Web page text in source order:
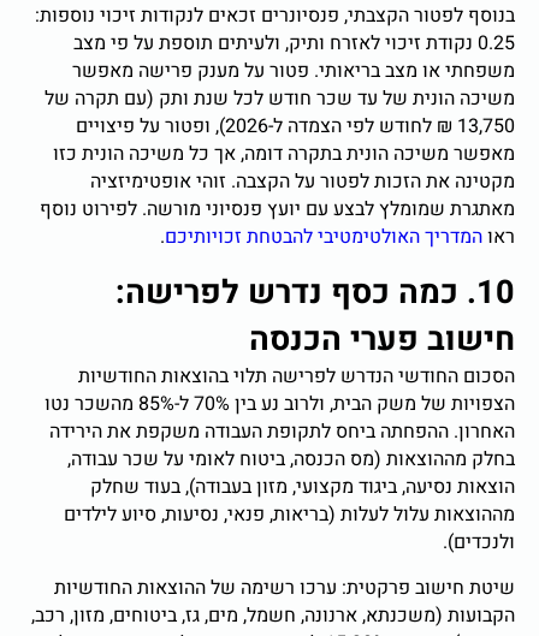
בנוסף לפטור הקצבתי, פנסיונרים זכאים לנקודות זיכוי נוספות:
0.25 נקודת זיכוי לאזרח ותיק, ולעיתים תוספת על פי מצב
משפחתי או מצב בריאותי. פטור על מענק פרישה מאפשר
משיכה הונית של עד שכר חודש לכל שנת ותק (עם תקרה של
13,750 ₪ לחודש לפי הצמדה ל-2026), ופטור על פיצויים
מאפשר משיכה הונית בתקרה דומה, אך כל משיכה הונית כזו
מקטינה את הזכות לפטור על הקצבה. זוהי אופטימיזציה
מאתגרת שמומלץ לבצע עם יועץ פנסיוני מורשה. לפירוט נוסף
ראוהמדריך האולטימטיבי להבטחת זכויותיכם.
10. כמה כסף נדרש לפרישה:
חישוב פערי הכנסה
הסכום החודשי הנדרש לפרישה תלוי בהוצאות החודשיות
הצפויות של משק הבית, ולרוב נע בין 70% ל-85% מהשכר נטו
האחרון. ההפחתה ביחס לתקופת העבודה משקפת את הירידה
בחלק מההוצאות (מס הכנסה, ביטוח לאומי על שכר עבודה,
הוצאות נסיעה, ביגוד מקצועי, מזון בעבודה), בעוד שחלק
מההוצאות עלול לעלות (בריאות, פנאי, נסיעות, סיוע לילדים
ולנכדים).
שיטת חישוב פרקטית: ערכו רשימה של ההוצאות החודשיות
הקבועות (משכנתא, ארנונה, חשמל, מים, גז, ביטוחים, מזון, רכב,